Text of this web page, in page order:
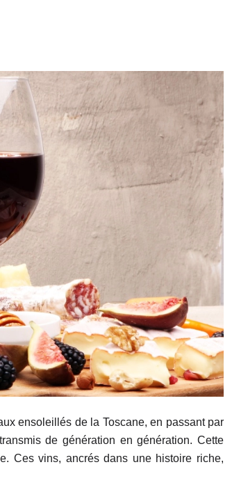
ensoleillés de la Toscane, en passant par
de génération en génération. Cette
Ces vins, ancrés dans une histoire riche,